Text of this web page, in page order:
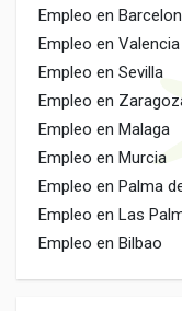
Empleo en
Empleo en Valencia
Empleo en Sevilla
Empleo en
Empleo en Malaga
Empleo en Murcia
Empleo en Palma
Empleo en Las
Empleo en Bilbao